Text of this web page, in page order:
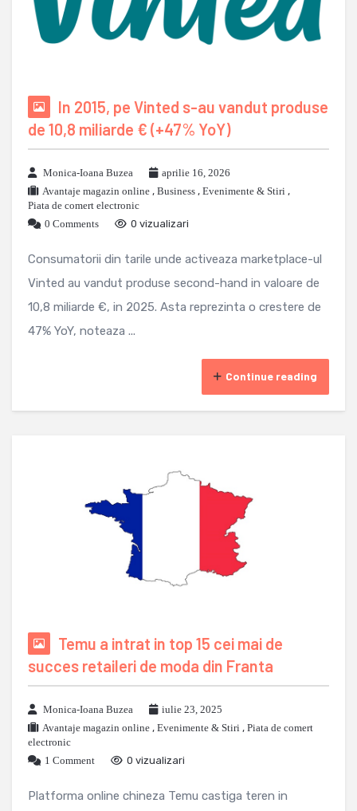
In 2015, pe Vinted s-au vandut produse
de 10,8 miliarde € (+47% YoY)
Monica-Ioana Buzea
aprilie 16, 2026
Avantaje magazin online , Business , Evenimente & Stiri ,
Piata de comert electronic
0 Comments
0 vizualizari
Consumatorii din tarile unde activeaza marketplace-ul
Vinted au vandut produse second-hand in valoare de
10,8 miliarde €, in 2025. Asta reprezinta o crestere de
47% YoY, noteaza ...
Continue reading
Temu a intrat in top 15 cei mai de
succes retaileri de moda din Franta
Monica-Ioana Buzea
iulie 23, 2025
Avantaje magazin online , Evenimente & Stiri , Piata de comert
electronic
1 Comment
0 vizualizari
Platforma online chineza Temu castiga teren in